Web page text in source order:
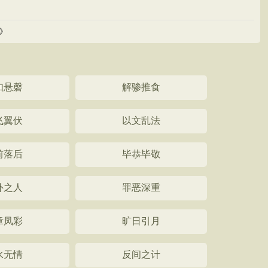
悬磬 解骖推食
翼伏 以文乱法
落后 毕恭毕敬
之人 罪恶深重
凤彩 旷日引月
无情 反间之计